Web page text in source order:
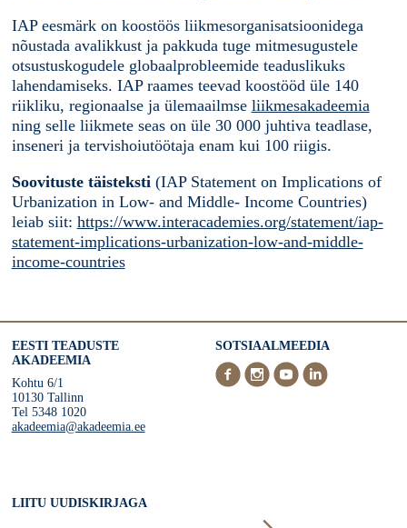
IAP eesmärk on koostöös liikmesorganisatsioonidega
nõustada avalikkust ja pakkuda tuge mitmesugustele
otsustuskogudele globaalprobleemide teaduslikuks
lahendamiseks. IAP raames teevad koostööd üle 140
riikliku, regionaalse ja ülemaailmse liikmesakadeemia
ning selle liikmete seas on üle 30 000 juhtiva teadlase,
inseneri ja tervishoiutöötaja enam kui 100 riigis.
Soovituste täisteksti(IAP Statement on Implications of
Urbanization in Low- and Middle- Income Countries)
leiab siit: https://www.interacademies.org/statement/iap-
statement-implications-urbanization-low-and-middle-
income-countries
EESTI TEADUSTE
AKADEEMIA
Kohtu 6/1
10130 Tallinn
Tel 5348 1020
akadeemia@akadeemia.ee
SOTSIAALMEEDIA
LIITU UUDISKIRJAGA